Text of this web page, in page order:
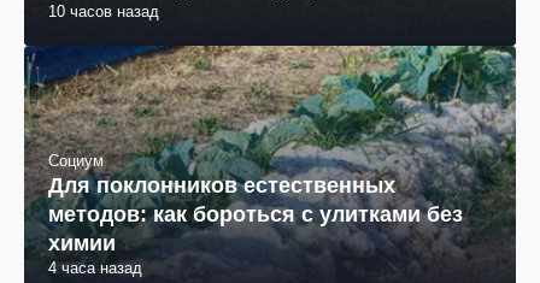
10 часов назад
Социум
Для поклонников естественных
методов: как бороться с улитками без
химии
4 часа назад